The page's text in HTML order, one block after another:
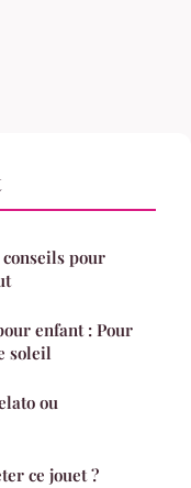
pour
enfant : Pour
soleil
ou
ce jouet ?